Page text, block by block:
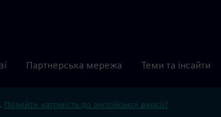
Партнерська мережа Теми та інсайти
Перейти натомість до англійської версії?